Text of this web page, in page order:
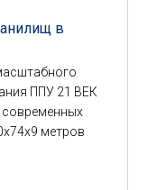
в
ППУ 21 ВЕК
современных
метров